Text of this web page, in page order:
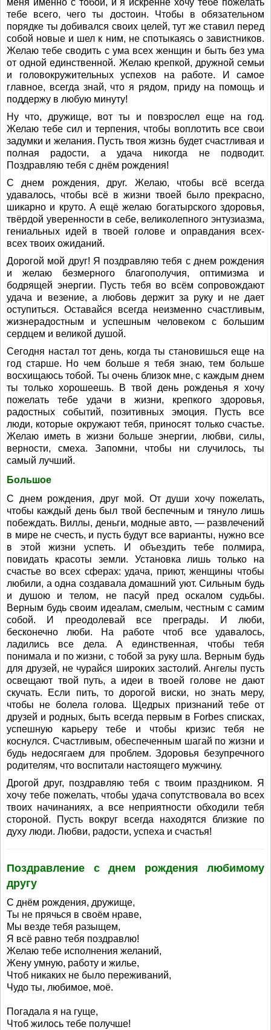
меня именно с тобой, и я искренне хочу тебе пожелать
тебе всего, чего ты достоин. Чтобы в обязательном
порядке ты добивался своих целей, тут же ставил перед
собой новые и шел к ним, не спотыкаясь о завистников.
Желаю тебе сводить с ума всех женщин и быть без ума
от одной единственной. Желаю крепкой, дружной семьи
и головокружительных успехов на работе. И самое
главное, всегда знай, что я рядом, приду на помощь и
поддержу в любую минуту!
Ну что, дружище, вот ты и повзрослел еще на год.
Желаю тебе сил и терпения, чтобы воплотить все свои
задумки и желания. Пусть твоя жизнь будет счастливая и
полная радости, а удача никогда не подводит.
Поздравляю тебя с днём рождения!
С днем рождения, друг. Желаю, чтобы всё всегда
удавалось, чтобы всё в жизни твоей было прекрасно,
шикарно и круто. А ещё желаю богатырского здоровья,
твёрдой уверенности в себе, великолепного энтузиазма,
гениальных идей в твоей голове и оправдания всех-
всех твоих ожиданий.
Дорогой мой друг! Я поздравляю тебя с днем рождения
и желаю безмерного благополучия, оптимизма и
бодрящей энергии. Пусть тебя во всём сопровождают
удача и везение, а любовь держит за руку и не дает
оступиться. Оставайся всегда неизменно счастливым,
жизнерадостным и успешным человеком с большим
сердцем и великой душой.
Сегодня настал тот день, когда ты становишься еще на
год старше. Но чем больше я тебя знаю, тем больше
восхищаюсь тобой. Ты очень близок мне, с каждым днем
ты только хорошеешь. В твой день рожденья я хочу
пожелать тебе удачи в жизни, крепкого здоровья,
радостных событий, позитивных эмоция. Пусть все
люди, которые окружают тебя, приносят только счастье.
Желаю иметь в жизни больше энергии, любви, силы,
верности, смеха. Запомни, чтобы ни случилось, ты
самый лучший.
Большое
С днем рождения, друг мой. От души хочу пожелать,
чтобы каждый день был твой беспечным и тянуло лишь
побеждать. Виллы, деньги, модные авто, — развлечений
в мире не счесть, и пусть будут все варианты, нужно все
в этой жизни успеть. И объездить тебе полмира,
повидать красоты земли. Установка лишь только на
счастье во всех сферах: удача, приют, женщины чтобы
любили, а одна создавала домашний уют. Сильным будь
и душою и телом, не пасуй пред оскалом судьбы.
Верным будь своим идеалам, смелым, честным с самим
собой. И преодолевай все преграды. И люби,
бесконечно люби. На работе чтоб все удавалось,
ладились все дела. А единственная, чтобы тебя
понимала и по жизни, с тобой за руку шла. Верным будь
для друзей, не чурайся широких застолий. Ангелы пусть
освещают твой путь, а идеи в твоей голове не дают
скучать. Если пить, то дорогой виски, но знать меру,
чтобы не болела голова. Щедрых признаний тебе от
друзей и родных, быть всегда первым в Forbes списках,
успешную карьеру тебе и чтобы кризис тебя не
коснулся. Счастливым, обеспеченным шагай по жизни и
будь недосягаем для проблем. Здоровья безупречного
родителям, что воспитали настоящего мужчину.
Дрогой друг, поздравляю тебя с твоим праздником. Я
хочу тебе пожелать, чтобы удача сопутствовала во всех
твоих начинаниях, а все неприятности обходили тебя
стороной. Пусть вокруг всегда находятся близкие по
духу люди. Любви, радости, успеха и счастья!
Поздравление с днем рождения любимому
другу
С днём рождения, дружище,
Ты не прячься в своём нраве,
Мы везде тебя разыщем,
Я всё равно тебя поздравлю!
Желаю тебе исполнения желаний,
Жену умную, работу и жилье,
Чтоб никаких не было переживаний,
Чудо ты, любимое, моё.
Погадала я на гуще,
Чтоб жилось тебе получше!